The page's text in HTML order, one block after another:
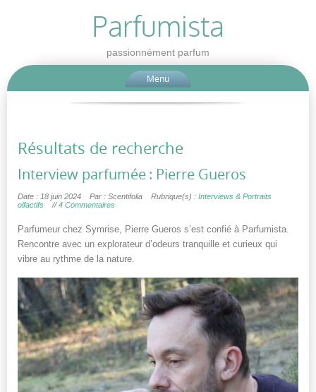
Parfumista
passionnément parfum
Menu
Résultats de recherche
Interview parfumée : Pierre Gueros
Date : 18 juin 2024 Par : Scentifolia Rubrique(s) : Interviews & Portraits
olfactifs
//4 Commentaires
Parfumeur chez Symrise, Pierre Gueros s’est confié à Parfumista.
Rencontre avec un explorateur d’odeurs tranquille et curieux qui
vibre au rythme de la nature.